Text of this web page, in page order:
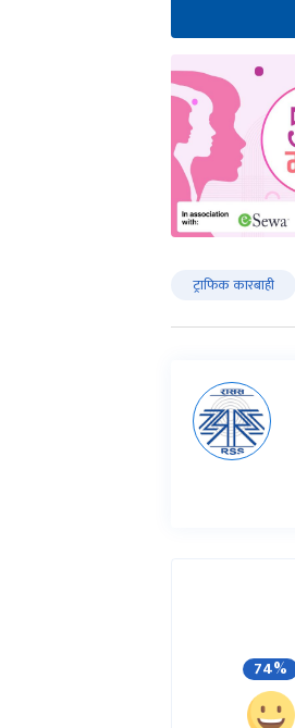
ट्राफिक कारबाही
74%